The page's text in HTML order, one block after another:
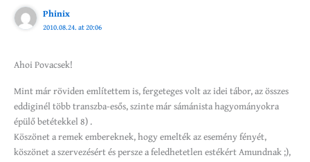
Phinix
2010.08.24. at 20:06
Ahoi Povacsek!
Mint már röviden említettem is, fergeteges volt az idei tábor, az összes
eddiginél több transzba-esős, szinte már sámánista hagyományokra
épülő betétekkel 8) .
Köszönet a remek embereknek, hogy emelték az esemény fényét,
köszönet a szervezésért és persze a feledhetetlen estékért Amundnak ;),